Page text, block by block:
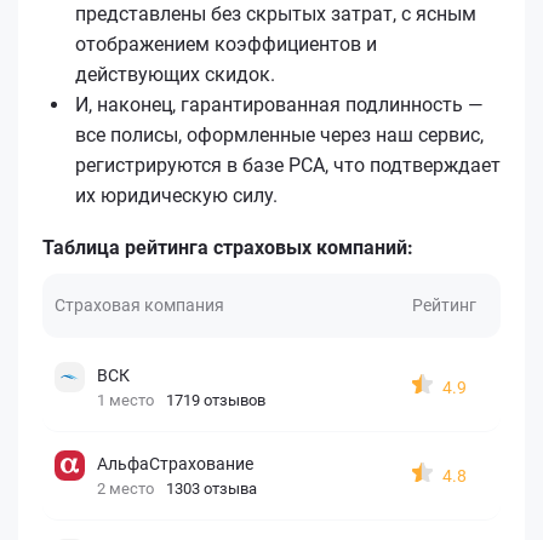
представлены без скрытых затрат, с ясным
отображением коэффициентов и
действующих скидок.
И, наконец, гарантированная подлинность —
все полисы, оформленные через наш сервис,
регистрируются в базе РСА, что подтверждает
их юридическую силу.
Таблица рейтинга страховых компаний:
Страховая компания Рейтинг
ВСК
1 место 1719 отзывов
4.9
АльфаСтрахование
2 место 1303 отзыва
4.8